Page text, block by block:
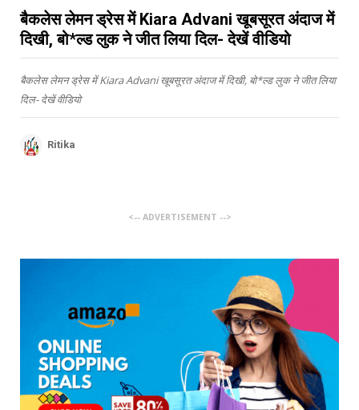
बैकलेस लेमन ड्रेस में Kiara Advani खूबसूरत अंदाज में
दिखी, बो*ल्ड लुक ने जीत लिया दिल- देखें वीडियो
बैकलेस लेमन ड्रेस में Kiara Advani खूबसूरत अंदाज में दिखी, बो*ल्ड लुक ने जीत लिया
दिल- देखें वीडियो
Ritika
<-- ADVERTISEMENT -->